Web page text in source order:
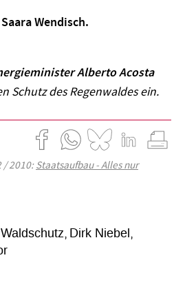
Wendisch.
Alberto Acosta
Schutz des Regenwaldes ein.
/ 2010:Staatsaufbau - Alles nur
Dirk Niebel